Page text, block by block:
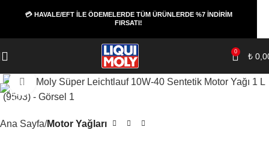
0 ₺
Büyüt
Ana Sayfa Motor Yağları
💳 HAVALE/EFT İLE ÖDEMELERDE TÜM ÜRÜNLERDE %7 İNDİRİM
FIRSATI!